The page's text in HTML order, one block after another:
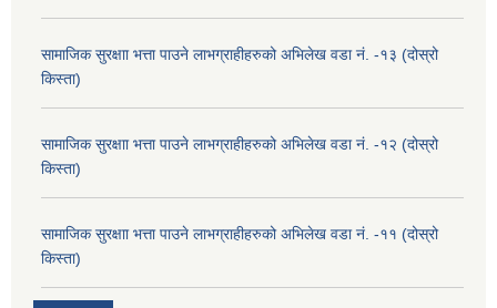
सामाजिक सुरक्षाा भत्ता पाउने लाभग्राहीहरुको अभिलेख वडा नं. -१३ (दोस्रो
किस्ता)
सामाजिक सुरक्षाा भत्ता पाउने लाभग्राहीहरुको अभिलेख वडा नं. -१२ (दोस्रो
किस्ता)
सामाजिक सुरक्षाा भत्ता पाउने लाभग्राहीहरुको अभिलेख वडा नं. -११ (दोस्रो
किस्ता)